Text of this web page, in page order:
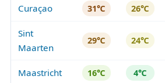
Curaçao 31℃ 26℃
Sint
Maarten
29℃ 24℃
Maastricht 16℃ 4℃